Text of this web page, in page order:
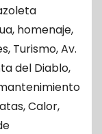
, homenaje,
, Turismo,Av.
del Diablo,
,Calor,